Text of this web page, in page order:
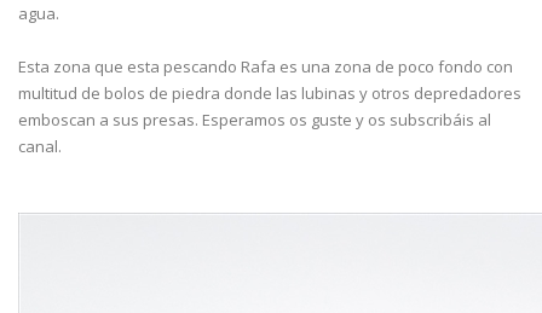
agua.
Esta zona que esta pescando Rafa es una zona de poco fondo con
multitud de bolos de piedra donde las lubinas y otros depredadores
emboscan a sus presas. Esperamos os guste y os subscribáis al
canal.